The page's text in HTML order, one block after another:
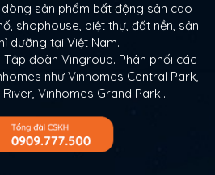
sản phẩm bất động sản cao
shophouse, biệt thự, đất nền, sản
dưỡng tại Việt Nam.
đoàn Vingroup. Phân phối các
như Vinhomes Central Park,
Vinhomes Grand Park…